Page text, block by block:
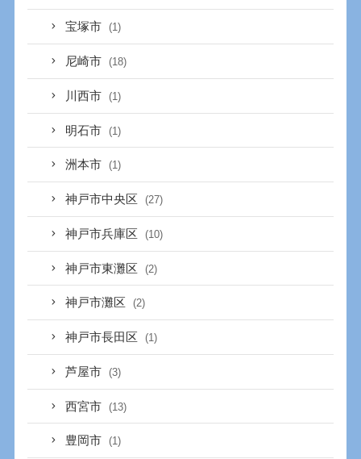
宝塚市 (1)
尼崎市 (18)
川西市 (1)
明石市 (1)
洲本市 (1)
神戸市中央区 (27)
神戸市兵庫区 (10)
神戸市東灘区 (2)
神戸市灘区 (2)
神戸市長田区 (1)
芦屋市 (3)
西宮市 (13)
豊岡市 (1)